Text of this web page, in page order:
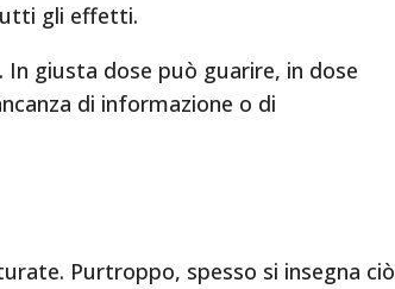
gli effetti.
In giusta dose può guarire, in dose
di informazione o di
Purtroppo, spesso si insegna ciò